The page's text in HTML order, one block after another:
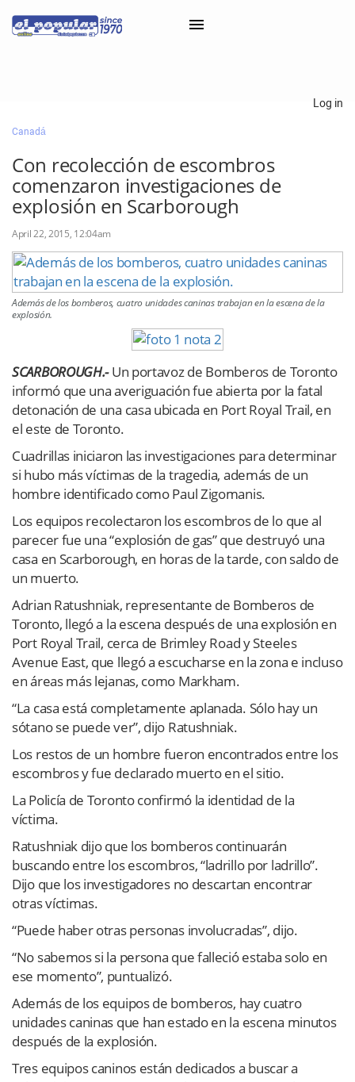
Classifieds
Categorías
Iniciar sesión con Clascal
×
Log in
Canadá
Con recolección de escombros
comenzaron investigaciones de
explosión en Scarborough
April 22, 2015, 12:04am
Además de los bomberos, cuatro unidades caninas trabajan en la escena de la
explosión.
SCARBOROUGH.-Un portavoz de Bomberos de Toronto
informó que una averiguación fue abierta por la fatal
detonación de una casa ubicada en Port Royal Trail, en
el este de Toronto.
Cuadrillas iniciaron las investigaciones para determinar
si hubo más víctimas de la tragedia, además de un
hombre identificado como Paul Zigomanis.
Los equipos recolectaron los escombros de lo que al
parecer fue una “explosión de gas” que destruyó una
casa en Scarborough, en horas de la tarde, con saldo de
un muerto.
Adrian Ratushniak, representante de Bomberos de
Toronto, llegó a la escena después de una explosión en
Port Royal Trail, cerca de Brimley Road y Steeles
Avenue East, que llegó a escucharse en la zona e incluso
en áreas más lejanas, como Markham.
“La casa está completamente aplanada. Sólo hay un
sótano se puede ver”, dijo Ratushniak.
Los restos de un hombre fueron encontrados entre los
escombros y fue declarado muerto en el sitio.
La Policía de Toronto confirmó la identidad de la
víctima.
Ratushniak dijo que los bomberos continuarán
buscando entre los escombros, “ladrillo por ladrillo”.
Dijo que los investigadores no descartan encontrar
otras víctimas.
“Puede haber otras personas involucradas”, dijo.
“No sabemos si la persona que falleció estaba solo en
ese momento”, puntualizó.
Además de los equipos de bomberos, hay cuatro
unidades caninas que han estado en la escena minutos
después de la explosión.
Tres equipos caninos están dedicados a buscar a